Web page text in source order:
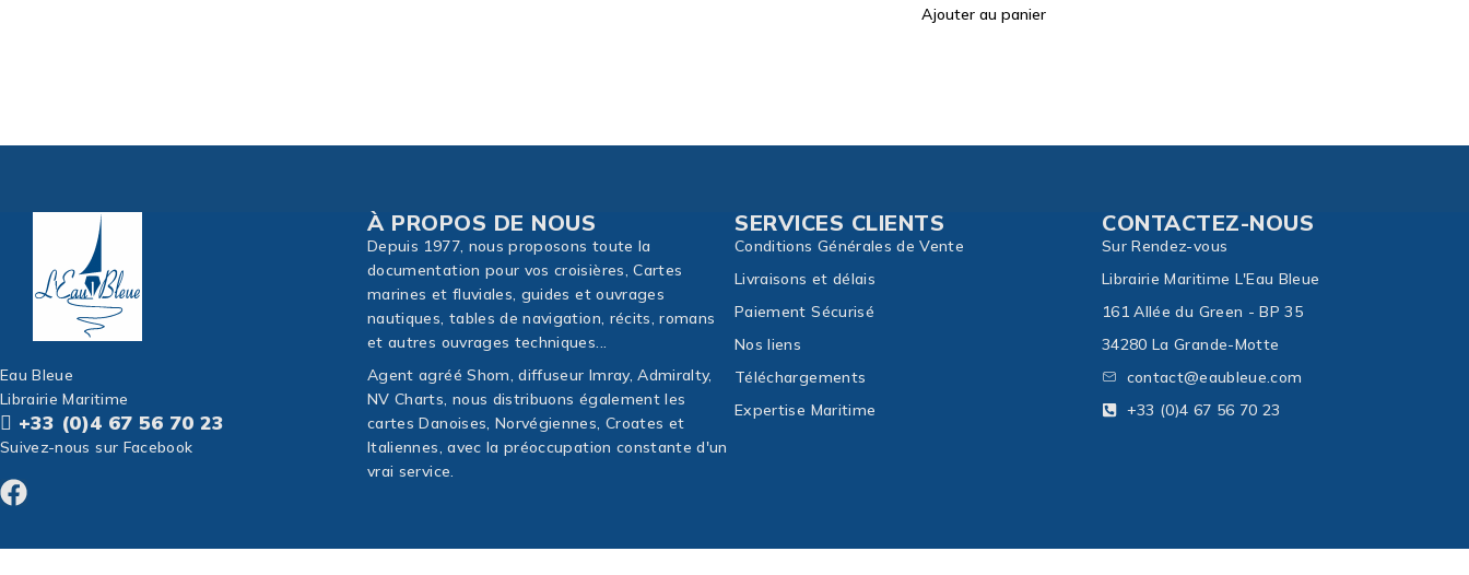
Eau Bleue
Librairie Maritime
+33 (0)4 67 56 70 23
Suivez-nous sur Facebook
À PROPOS DE NOUS
Depuis 1977, nous proposons toute la
documentation pour vos croisières, Cartes
marines et fluviales, guides et ouvrages
nautiques, tables de navigation, récits, romans
et autres ouvrages techniques...
Agent agréé Shom, diffuseur Imray, Admiralty,
NV Charts, nous distribuons également les
cartes Danoises, Norvégiennes, Croates et
Italiennes, avec la préoccupation constante d'un
vrai service.
SERVICES CLIENTS
Conditions Générales de Vente
Livraisons et délais
Paiement Sécurisé
Nos liens
Téléchargements
Expertise Maritime
CONTACTEZ-NOUS
Sur Rendez-vous
Librairie Maritime L'Eau Bleue
161 Allée du Green - BP 35
34280 La Grande-Motte
contact@eaubleue.com
+33 (0)4 67 56 70 23